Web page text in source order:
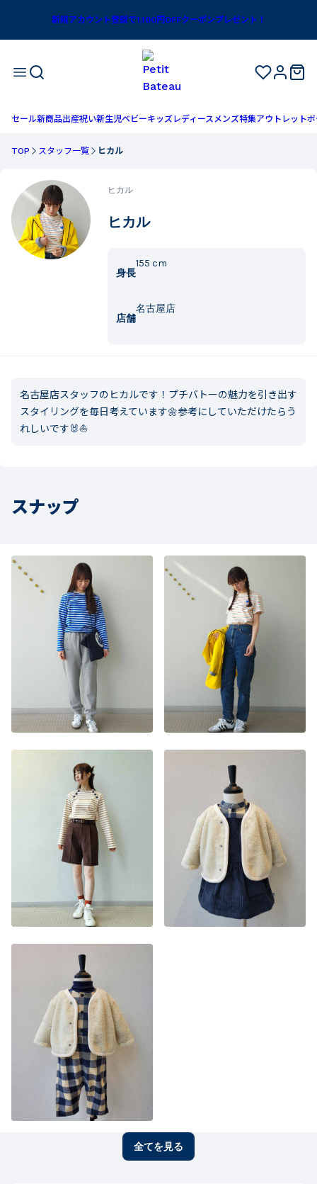
新規アカウント登録で1,100円OFFクーポンプレゼント！
セール新商品出産祝い新生児ベビーキッズ レディースメンズ特集アウトレットボ
TOP スタッフ一覧 ヒカル
ヒカル
ヒカル
身長
155 cm
店舗
名古屋店
名古屋店スタッフのヒカルです！プチバトーの魅力を引き出す
スタイリングを毎日考えています🌼参考にしていただけたらう
れしいです🐰⛵
スナップ
全てを見る